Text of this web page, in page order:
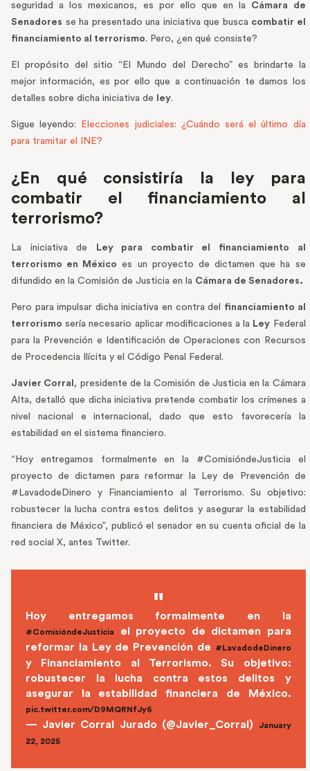
seguridad a los mexicanos, es por ello que en la Cámara de
Senadores se ha presentado una iniciativa que busca combatir el
financiamiento al terrorismo. Pero, ¿en qué consiste?
El propósito del sitio “El Mundo del Derecho” es brindarte la
mejor información, es por ello que a continuación te damos los
detalles sobre dicha iniciativa de
ley.
Sigue leyendo:
Elecciones judiciales: ¿Cuándo será el último día
para tramitar el INE?
¿En qué consistiría la ley para
combatir el financiamiento al
terrorismo?
La iniciativa de
Ley para combatir el financiamiento al
terrorismo en México es un proyecto de dictamen que ha se
difundido en la Comisión de Justicia en la Cámara de Senadores.
Pero para impulsar dicha iniciativa en contra del financiamiento al
terrorismo sería necesario aplicar modificaciones a la Ley Federal
para la Prevención e Identificación de Operaciones con Recursos
de Procedencia Ilícita y el Código Penal Federal.
Javier Corral , presidente de la Comisión de Justicia en la Cámara
Alta, detalló que dicha iniciativa pretende combatir los crímenes a
nivel nacional e internacional, dado que esto favorecería la
estabilidad en el sistema financiero.
“Hoy entregamos formalmente en la #ComisióndeJusticia el
proyecto de dictamen para reformar la Ley de Prevención de
#LavadodeDinero y Financiamiento al Terrorismo. Su objetivo:
robustecer la lucha contra estos delitos y asegurar la estabilidad
financiera de México”, publicó el senador en su cuenta oficial de la
red social X, antes Twitter.
Hoy entregamos formalmente en la
#ComisióndeJusticia
el proyecto de dictamen para
reformar la Ley de Prevención de
#LavadodeDinero
y Financiamiento al Terrorismo. Su objetivo:
robustecer la lucha contra estos delitos y
asegurar la estabilidad financiera de México.
pic.twitter.com/D9MQRNfJy6
— Javier Corral Jurado (@Javier_Corral)
January
22, 2025